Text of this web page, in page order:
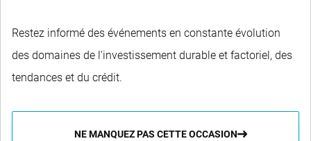
Restez informé des événements en constante évolution
des domaines de l'investissement durable et factoriel, des
tendances et du crédit.
NE MANQUEZ PAS CETTE OCCASION